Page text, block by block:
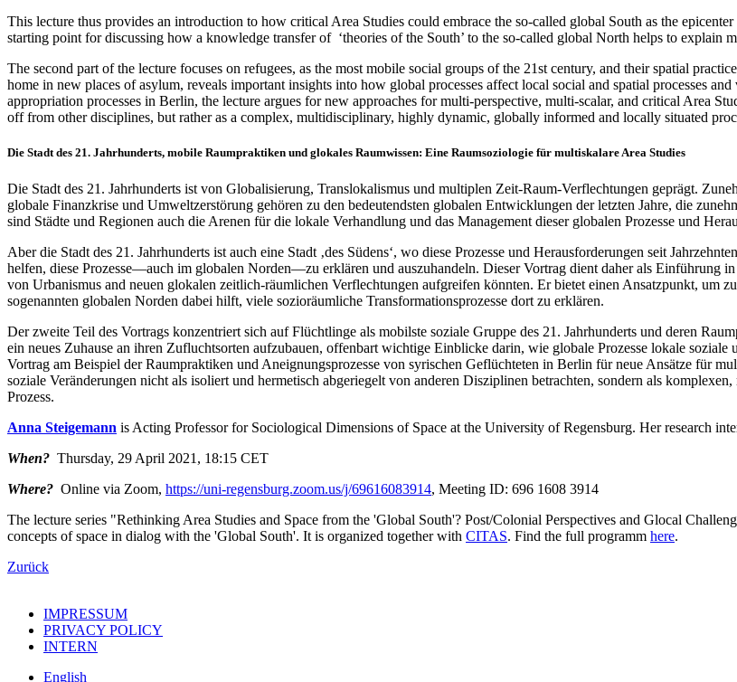
This lecture thus provides an introduction to how critical Area Studies could embrace the so-called global South as the
starting point for discussing how a knowledge transfer of ‘theories of the South’ to the so-called global North helps to explain
The second part of the lecture focuses on refugees, as the most mobile social groups of the 21st century, and their spatial
home in new places of asylum, reveals important insights into how global processes affect local social and spatial processes
appropriation processes in Berlin, the lecture argues for new approaches for multi-perspective, multi-scalar, and critical Area
off from other disciplines, but rather as a complex, multidisciplinary, highly dynamic, globally informed and locally situated
Die Stadt des 21. Jahrhunderts, mobile Raumpraktiken und glokales Raumwissen: Eine Raumsoziologie für multiskalare Area Studies
Die Stadt des 21. Jahrhunderts ist von Globalisierung, Translokalismus und multiplen Zeit-Raum-Verflechtungen geprägt.
globale Finanzkrise und Umweltzerstörung gehören zu den bedeutendsten globalen Entwicklungen der letzten Jahre, die
sind Städte und Regionen auch die Arenen für die lokale Verhandlung und das Management dieser globalen Prozesse und
Aber die Stadt des 21. Jahrhunderts ist auch eine Stadt ‚des Südens‘, wo diese Prozesse und Herausforderungen seit
helfen, diese Prozesse—auch im globalen Norden—zu erklären und auszuhandeln. Dieser Vortrag dient daher als Einführung
von Urbanismus and neuen glokalen zeitlich-räumlichen Verflechtungen aufgreifen könnten. Er bietet einen Ansatzpunkt, um
sogenannten globalen Norden dabei hilft, viele sozioräumliche Transformationsprozesse dort zu erklären.
Der zweite Teil des Vortrags konzentriert sich auf Flüchtlinge als mobilste soziale Gruppe des 21. Jahrhunderts und deren
ein neues Zuhause an ihren Zufluchtsorten aufzubauen, offenbart wichtige Einblicke darin, wie globale Prozesse lokale
Vortrag am Beispiel der Raumpraktiken und Aneignungsprozesse von syrischen Geflüchteten in Berlin für neue Ansätze für
soziale Veränderungen nicht als isoliert und hermetisch abgeriegelt von anderen Disziplinen betrachten, sondern als
Prozess.
Anna Steigemann is Acting Professor for Sociological Dimensions of Space at the University of Regensburg. Her research
When? Thursday, 29 April 2021, 18:15 CET
Where? Online via Zoom, https://uni-regensburg.zoom.us/j/69616083914, Meeting ID: 696 1608 3914
The lecture series "Rethinking Area Studies and Space from the 'Global South'? Post/Colonial Perspectives and Glocal
concepts of space in dialog with the 'Global South'. It is organized together with CITAS. Find the full programm here.
Zurück
IMPRESSUM
PRIVACY POLICY
INTERN
English